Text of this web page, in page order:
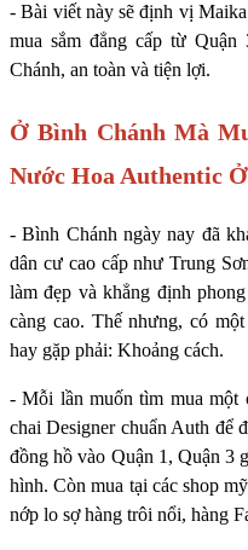
- Bài viết này sẽ định vị
mua sắm đẳng cấp từ
Chánh, an toàn và tiện lợi.
Ở Bình Chánh Mà
Nước Hoa Authentic
- Bình Chánh ngày nay đã
dân cư cao cấp như Trung
làm đẹp và khẳng định
càng cao. Thế nhưng, có
hay gặp phải: Khoảng cách.
- Mỗi lần muốn tìm mua một
chai Designer chuẩn Auth để
đồng hồ vào Quận 1, Quận 3
hình. Còn mua tại các shop
nớp lo sợ hàng trôi nổi, hàng